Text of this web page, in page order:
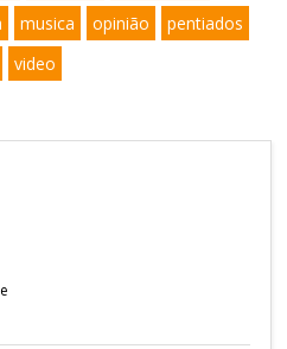
musica opinião
pentiados
video